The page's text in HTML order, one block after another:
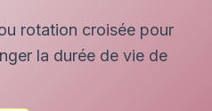
rotation croisée pour
la durée de vie de